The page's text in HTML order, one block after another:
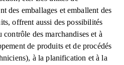
des emballages et emballent des
offrent aussi des possibilités
des marchandises et à
de produits et de procédés
à la planification et à la